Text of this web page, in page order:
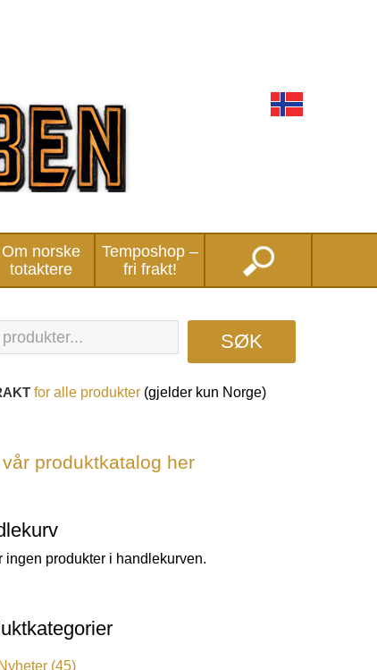
Om norske
totaktere
Temposhop –
fri frakt!
SØK
for alle produkter (gjelder kun Norge)
produktkatalog her
ingen produkter i handlekurven.
(45)